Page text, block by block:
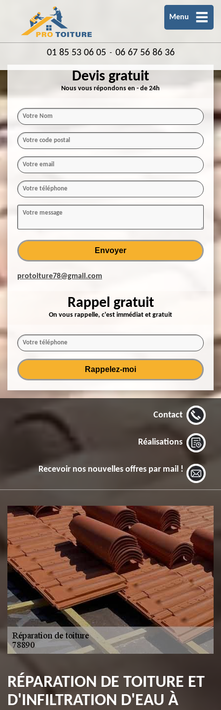
Menu
01 85 53 06 05 - 06 67 56 86 36
Devis gratuit
Nous vous répondons en - de 24h
protoiture78@gmail.com
Rappel gratuit
On vous rappelle, c'est immédiat et gratuit
Contact
Réalisations
Recevoir nos nouvelles offres par mail !
RÉPARATION DE TOITURE ET
D'INFILTRATION D'EAU À